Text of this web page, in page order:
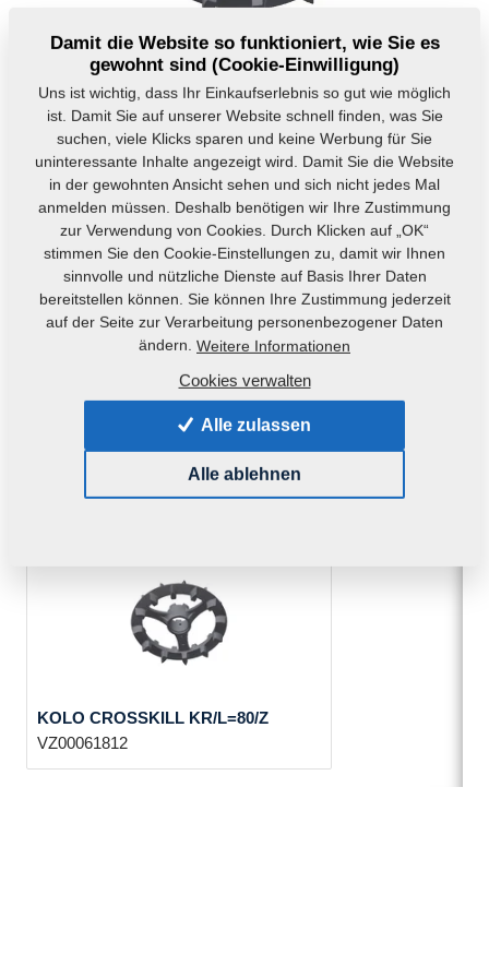
Produktcode: VZ00014132
Ursprüngliche Katalognummer: 4009332
Dieses Teil kann auch für die nachfolgenden
Maschinen verwendet werden:
KOMPAKTOMAT
Gewicht: 13,7520 kg
Produktalternativen
KOLO CROSSKILL KR/L=80/Z
VZ00061812
Damit die Website so funktioniert, wie Sie es
gewohnt sind (Cookie-Einwilligung)
Uns ist wichtig, dass Ihr Einkaufserlebnis so gut wie möglich
ist. Damit Sie auf unserer Website schnell finden, was Sie
suchen, viele Klicks sparen und keine Werbung für Sie
uninteressante Inhalte angezeigt wird. Damit Sie die Website
in der gewohnten Ansicht sehen und sich nicht jedes Mal
anmelden müssen. Deshalb benötigen wir Ihre Zustimmung
zur Verwendung von Cookies. Durch Klicken auf „OK“
stimmen Sie den Cookie-Einstellungen zu, damit wir Ihnen
sinnvolle und nützliche Dienste auf Basis Ihrer Daten
bereitstellen können. Sie können Ihre Zustimmung jederzeit
auf der Seite zur Verarbeitung personenbezogener Daten
ändern. Weitere Informationen
Cookies verwalten
Alle zulassen
Alle ablehnen